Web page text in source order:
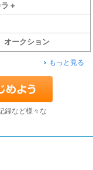
＋
オークション
もっと見る
録など様々な